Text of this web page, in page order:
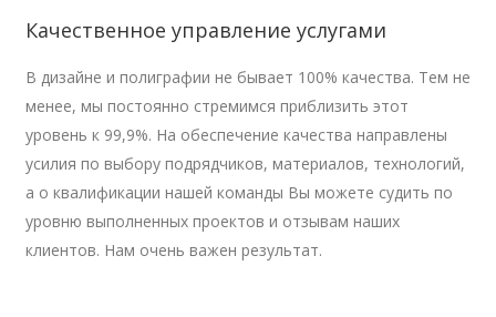
Качественное управление услугами
В дизайне и полиграфии не бывает 100% качества. Тем не
менее, мы постоянно стремимся приблизить этот
уровень к 99,9%. На обеспечение качества направлены
усилия по выбору подрядчиков, материалов, технологий,
а о квалификации нашей команды Вы можете судить по
уровню выполненных проектов и отзывам наших
клиентов. Нам очень важен результат.